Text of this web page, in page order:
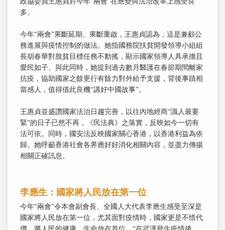
多。
今年“兩會”果斷延期、果斷重啟，王惠貞認為，這是兼顧公
務進展與疫情控制的做法。她指國務院扶貧開發領導小組組
長胡春華對脫貧目標任務不動搖，顯示國家領導人具承擔且
愛民如子。與此同時，她提到過去數月醫護在春節期間離家
抗疫，協助國家之餘更行有餘力對外給予支援，背後事蹟相
當感人，值得借此良機“講好中國故事”。
王惠貞並盛讚國家法治日趨完善，以往內地經商“識人最要
緊”的日子已然不再，《民法典》之落實，反映如今一切有
法可依。同時，國安法反映國家關心香港，以香港利益為依
歸。她呼籲香港社會各界應好好消化相關內容，並盡力傳揚
相關正確訊息。
李應生：國家將人民放在第一位
今年“兩會”令本會副會長、全國人大代表李應生感受至深是
國家將人民放在第一位，尤其面對疫情時，國家更是不惜代